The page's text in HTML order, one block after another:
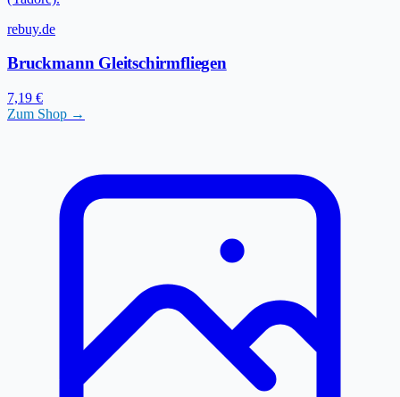
rebuy.de
Bruckmann Gleitschirmfliegen
7,19 €
Zum Shop →